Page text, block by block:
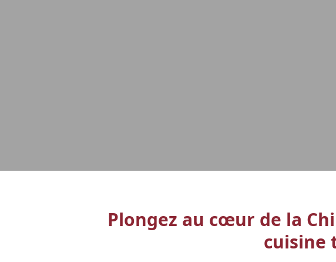
Plongez au cœur de la
cuisine